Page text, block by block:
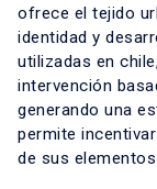
ofrece el tejido
identidad y
utilizadas en
intervención
generando una
permite
de sus